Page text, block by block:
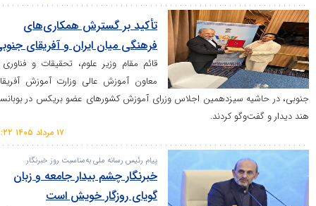
تأکید بر گسترش همکاری‌های
فرهنگی میان ایران و آفریقای جنوبی
قائم مقام وزیر علوم، تحقیقات و فناوری با
معاون آموزش عالی وزارت آموزش آفریقای
سیزدهمین اجلاس وزرای آموزش کشور‌های عضو بریکس در بوبانسور
کردند.
پیام رئیس رسانه ملی به‌مناسبت روز خبرنگار
خبرنگار چشم بیدار جامعه و زبان
گویای روزگار خویش است